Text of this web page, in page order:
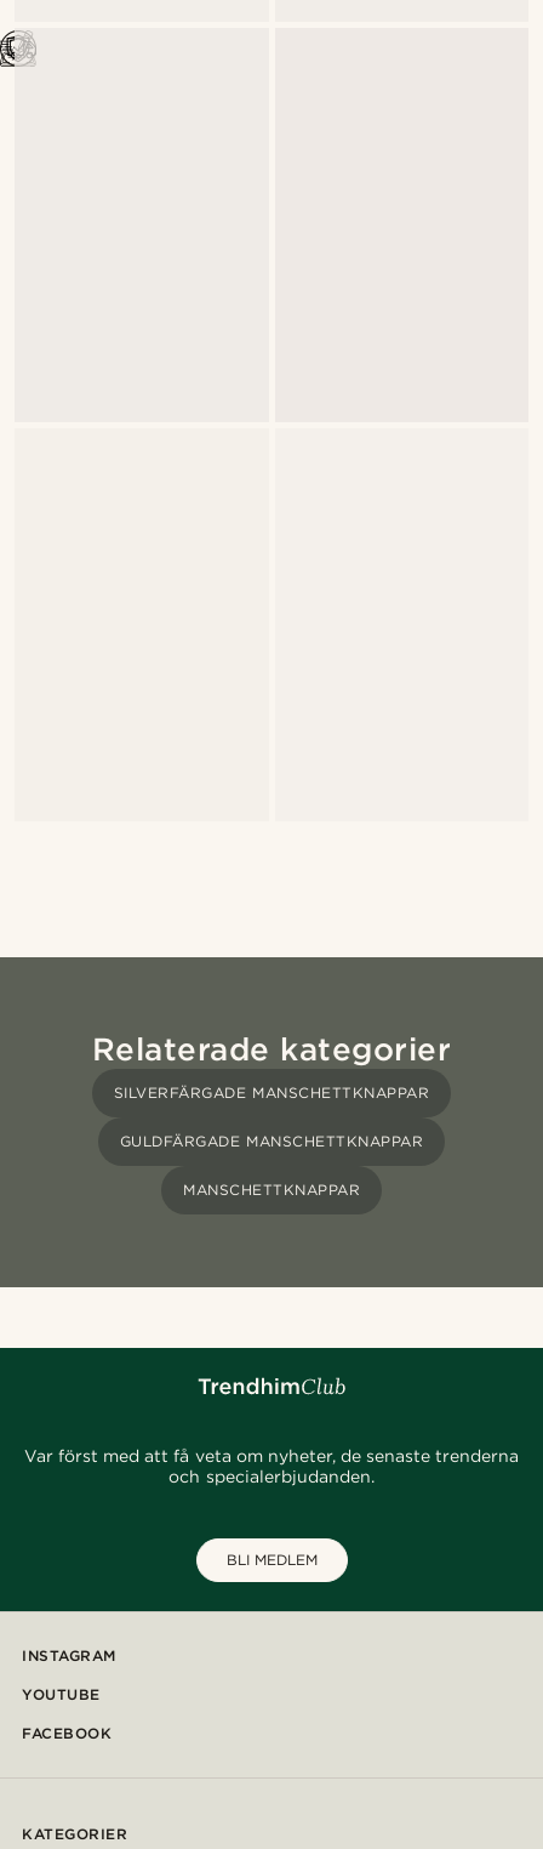
Relaterade kategorier
SILVERFÄRGADE MANSCHETTKNAPPAR
GULDFÄRGADE MANSCHETTKNAPPAR
MANSCHETTKNAPPAR
Var först med att få veta om nyheter, de senaste trenderna
och specialerbjudanden.
BLI MEDLEM
INSTAGRAM
YOUTUBE
FACEBOOK
KATEGORIER